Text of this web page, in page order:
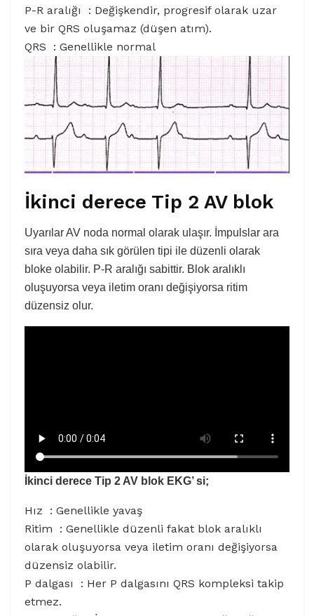
P-R aralığı : Değişkendir, progresif olarak uzar
ve bir QRS oluşamaz (düşen atım).
QRS : Genellikle normal
İkinci derece Tip 2 AV blok
Uyarılar AV noda normal olarak ulaşır. İmpulslar ara
sıra veya daha sık görülen tipi ile düzenli olarak
bloke olabilir. P-R aralığı sabittir. Blok aralıklı
oluşuyorsa veya iletim oranı değişiyorsa ritim
düzensiz olur.
İkinci derece Tip 2 AV blok EKG’ si;
Hız : Genellikle yavaş
Ritim : Genellikle düzenli fakat blok aralıklı
olarak oluşuyorsa veya iletim oranı değişiyorsa
düzensiz olabilir.
P dalgası : Her P dalgasını QRS kompleksi takip
etmez.